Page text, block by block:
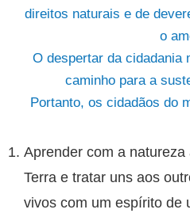
direitos naturais e de
o
O despertar da cidadania
caminho para a
Portanto, os cidadãos do
Aprender com a
Terra e tratar uns aos
vivos com um espírito de